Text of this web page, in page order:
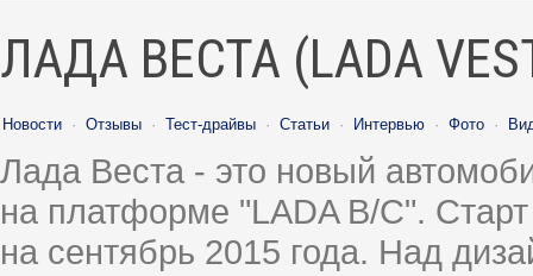
ЛАДА ВЕСТА (LADA
Новости · Отзывы · Тест-драйвы · Статьи · Интервью · Фото ·
Лада Веста - это новый
на платформе "LADA B/C".
на сентябрь 2015 года. Над